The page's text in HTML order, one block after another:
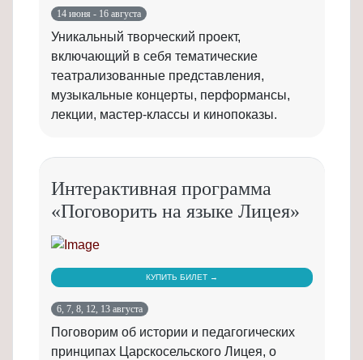
14 июня - 16 августа
Уникальный творческий проект,
включающий в себя тематические
театрализованные представления,
музыкальные концерты, перформансы,
лекции, мастер-классы и кинопоказы.
Интерактивная программа
«Поговорить на языке Лицея»
КУПИТЬ БИЛЕТ →
6, 7, 8, 12, 13 августа
Поговорим об истории и педагогических
принципах Царскосельского Лицея, о